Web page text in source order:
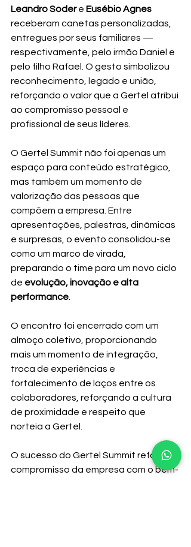
Leandro Soder e Eusébio Agnes
receberam canetas personalizadas,
entregues por seus familiares —
respectivamente, pelo irmão Daniel e
pelo filho Rafael. O gesto simbolizou
reconhecimento, legado e união,
reforçando o valor que a Gertel atribui
ao compromisso pessoal e
profissional de seus líderes.
O Gertel Summit não foi apenas um
espaço para conteúdo estratégico,
mas também um momento de
valorização das pessoas que
compõem a empresa. Entre
apresentações, palestras, dinâmicas
e surpresas, o evento consolidou-se
como um marco de virada,
preparando o time para um novo ciclo
de evolução, inovação e alta
performance
O encontro foi encerrado com um
almoço coletivo, proporcionando
mais um momento de integração,
troca de experiências e
fortalecimento de laços entre os
colaboradores, reforçando a cultura
de proximidade e respeito que
norteia a Gertel.
O sucesso do Gertel Summit reforça o
compromisso da empresa com o bem-